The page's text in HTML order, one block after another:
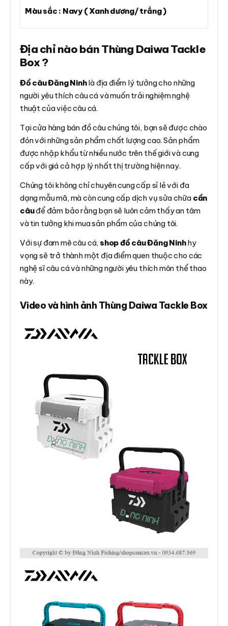
Màu sắc : Navy ( Xanh dương/ trắng )
Địa chỉ nào bán Thùng Daiwa Tackle
Box ?
Đồ câu Đăng Ninhlà địa điểm lý tưởng cho những
người yêu thích câu cá và muốn trải nghiệm nghệ
thuật của việc câu cá.
Tại cửa hàng bán đồ câu chúng tôi, bạn sẽ được chào
đón với những sản phẩm chất lượng cao. Sản phẩm
được nhập khẩu từ nhiều nước trên thế giới và cung
cấp với giá cả hợp lý nhất thị trường hiện nay.
Chúng tôi không chỉ chuyên cung cấp sỉ lẻ với đa
dạng mẫu mã, mà còn cung cấp dịch vụ sửa chữa cần
câuđể đảm bảo rằng bạn sẽ luôn cảm thấy an tâm
và tin tưởng khi mua sản phẩm của chúng tôi.
Với sự đam mê câu cá, shop đồ câu Đăng Ninhhy
vọng sẽ trở thành một địa điểm quen thuộc cho các
nghệ sĩ câu cá và những người yêu thích môn thể thao
này.
Video và hình ảnh Thùng Daiwa Tackle Box